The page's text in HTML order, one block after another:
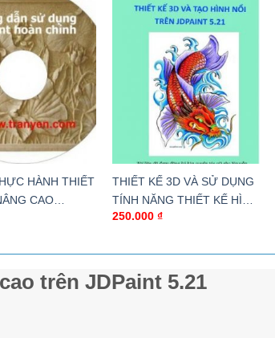
HÀNH THIẾT
CAO
THIẾT KẾ 3D VÀ SỬ DỤNG
TÍNH NĂNG THIẾT KẾ HÌNH
NỔI TRÊN JDPAINT 5.21
250.000₫
trên JDPaint 5.21